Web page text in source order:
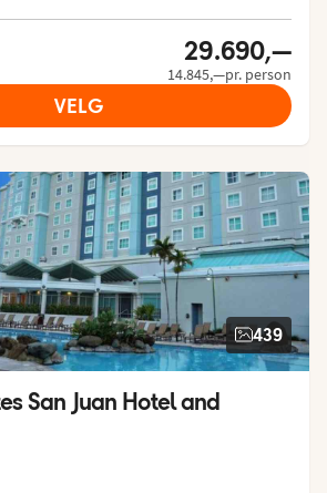
29.690,—
14.845,—pr. person
VELG
439
San Juan Hotel and
fra Tripadvisor: 3.9 of 5